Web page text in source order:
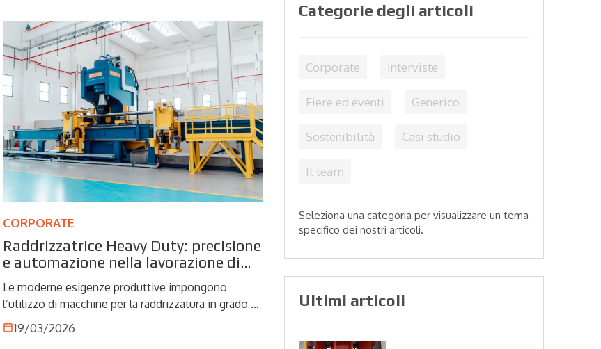
CORPORATE
Raddrizzatrice Heavy Duty: precisione
e automazione nella lavorazione di
materiali complessi
Le moderne esigenze produttive impongono
l’utilizzo di macchine per la raddrizzatura in grado di
gestire carichi elevati, tolleranze ristrette e materiali
difficili da lavorare. Le raddrizzatrici Heavy Duty
19/03/2026
Categorie degli articoli
Corporate Interviste
Fiere ed eventi Generico
Sostenibilità Casi studio
Il team
Seleziona una categoria per visualizzare un tema
specifico dei nostri articoli.
Ultimi articoli